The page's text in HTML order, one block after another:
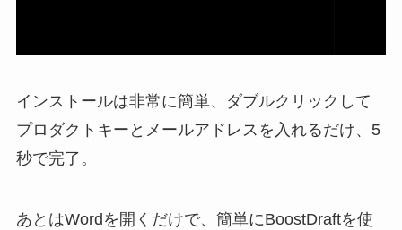
インストールは非常に簡単、ダブルクリックして
プロダクトキーとメールアドレスを入れるだけ、5
秒で完了。
あとはWordを開くだけで、簡単にBoostDraftを使